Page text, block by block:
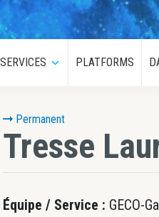
SERVICES Submenu
PLATFORMS
Permanent
Tresse
Équipe / Service : GECO-